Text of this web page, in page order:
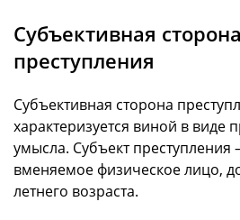
Субъективная
преступления
Субъективная сторона
характеризуется виной в виде
умысла. Субъект
вменяемое физическое лицо,
летнего возраста.